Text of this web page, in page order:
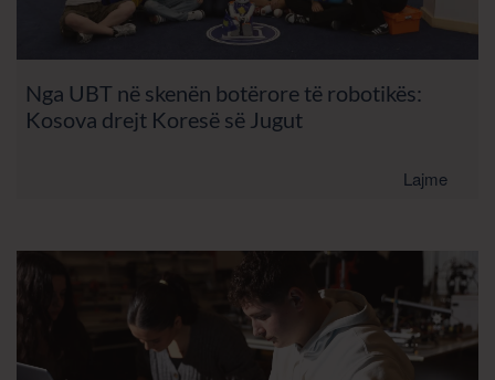
Nga UBT në skenën botërore të robotikës:
Kosova drejt Koresë së Jugut
Lajme